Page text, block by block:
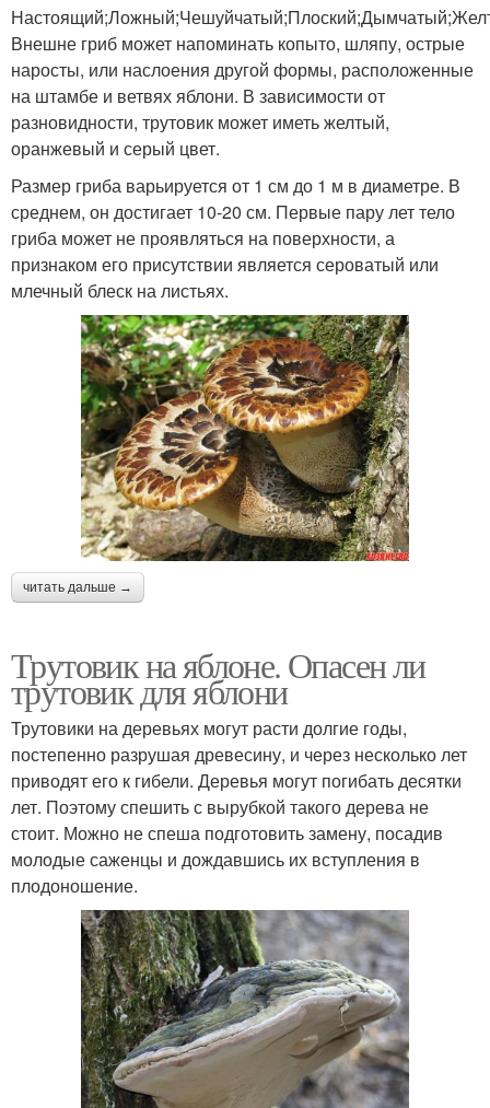
Внешне гриб может напоминать копыто, шляпу, острые
наросты, или наслоения другой формы, расположенные
на штамбе и ветвях яблони. В зависимости от
разновидности, трутовик может иметь желтый,
оранжевый и серый цвет.
Размер гриба варьируется от 1 см до 1 м в диаметре. В
среднем, он достигает 10-20 см. Первые пару лет тело
гриба может не проявляться на поверхности, а
признаком его присутствии является сероватый или
млечный блеск на листьях.
читать дальше →
Трутовик на яблоне. Опасен ли
трутовик для яблони
Трутовики на деревьях могут расти долгие годы,
постепенно разрушая древесину, и через несколько лет
приводят его к гибели. Деревья могут погибать десятки
лет. Поэтому спешить с вырубкой такого дерева не
стоит. Можно не спеша подготовить замену, посадив
молодые саженцы и дождавшись их вступления в
плодоношение.